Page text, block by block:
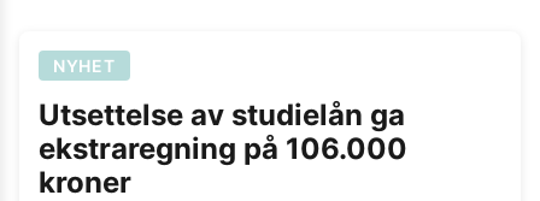
NYHET
Utsettelse av studielån ga
ekstraregning på 106.000
kroner